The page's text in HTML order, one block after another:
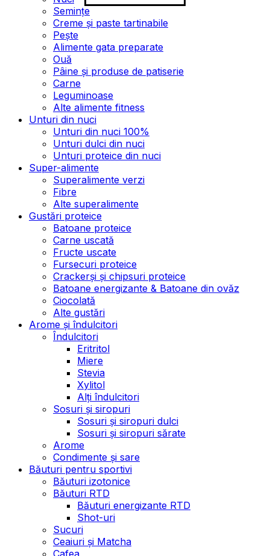
Semințe
Creme și paste tartinabile
Pește
Alimente gata preparate
Ouă
Pâine și produse de patiserie
Carne
Leguminoase
Alte alimente fitness
Unturi din nuci
Unturi din nuci 100%
Unturi dulci din nuci
Unturi proteice din nuci
Super-alimente
Superalimente verzi
Fibre
Alte superalimente
Gustări proteice
Batoane proteice
Carne uscată
Fructe uscate
Fursecuri proteice
Crackerși și chipsuri proteice
Batoane energizante & Batoane din ovăz
Ciocolată
Alte gustări
Arome și îndulcitori
Îndulcitori
Eritritol
Miere
Stevia
Xylitol
Alți îndulcitori
Sosuri și siropuri
Sosuri și siropuri dulci
Sosuri și siropuri sărate
Arome
Condimente și sare
Băuturi pentru sportivi
Băuturi izotonice
Băuturi RTD
Băuturi energizante RTD
Shot-uri
Sucuri
Ceaiuri și Matcha
Cafea